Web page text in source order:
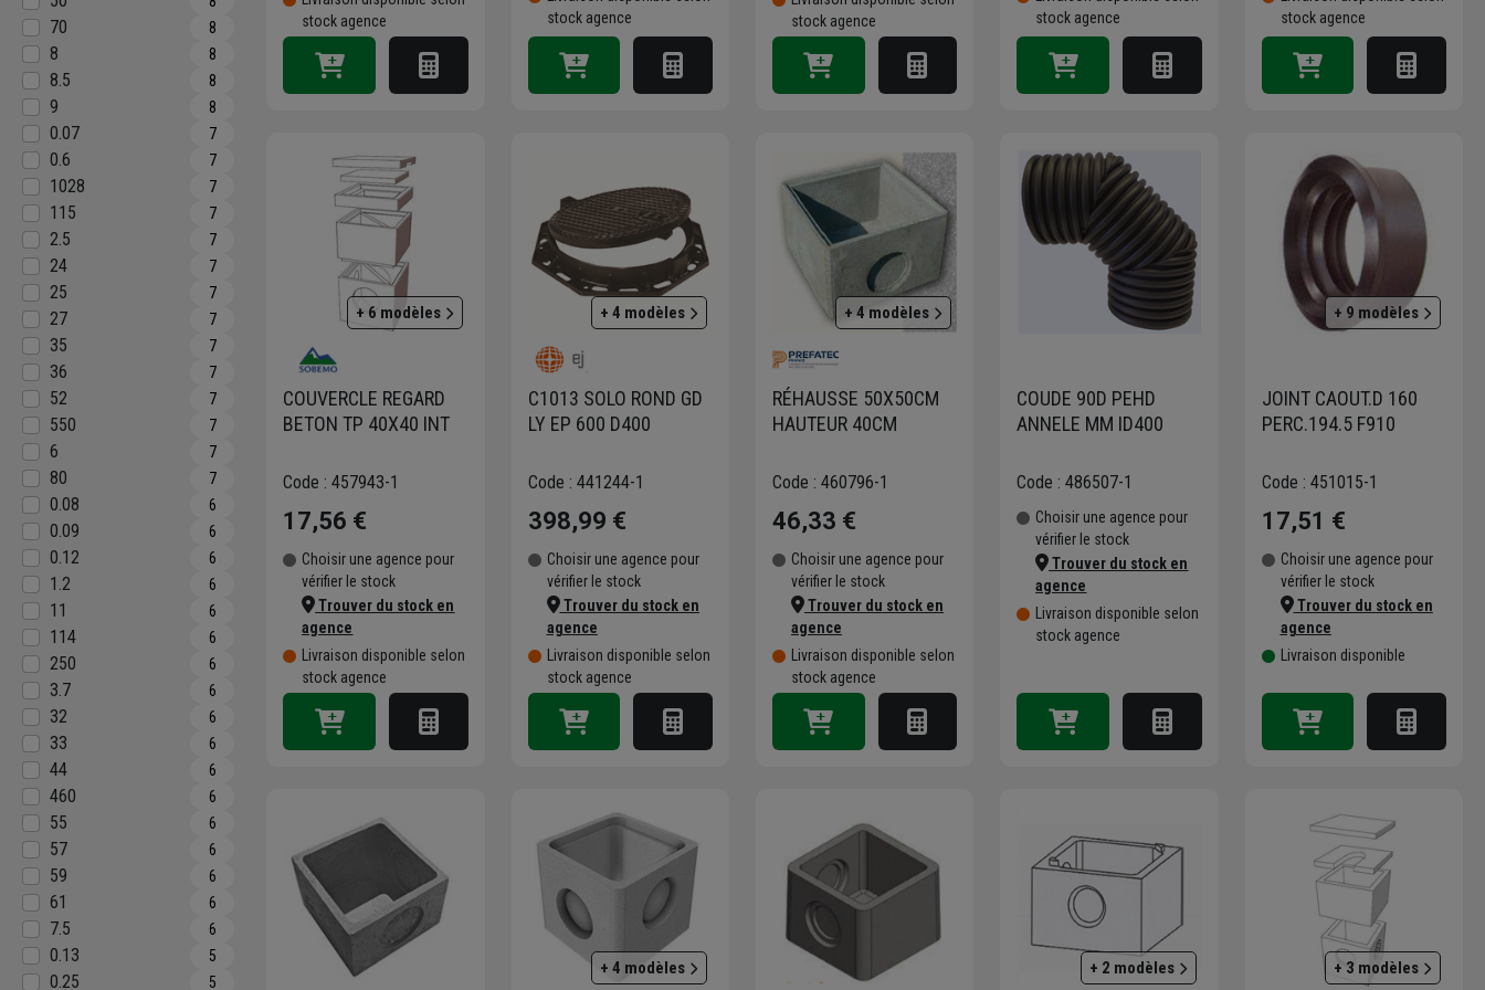
70 8
8 8
8.5 8
9 8
0.07 7
0.6 7
1028 7
115 7
2.5 7
24 7
25 7
27 7
35 7
36 7
52 7
550 7
6 7
80 7
0.08 6
0.09 6
0.12 6
1.2 6
11 6
114 6
250 6
3.7 6
32 6
33 6
44 6
460 6
55 6
57 6
59 6
61 6
7.5 6
0.13 5
0.25 5
stock agence
stock agence
stock agence
stock agence
stock agence
+ 6 modèles
COUVERCLE REGARD
BETON TP 40X40 INT
Code : 457943-1
17,56 €
Choisir une agence pour
vérifier le stock
Trouver du stock en
agence
Livraison disponible selon
stock agence
+ 4 modèles
C1013 SOLO ROND GD
LY EP 600 D400
Code : 441244-1
398,99 €
Choisir une agence pour
vérifier le stock
Trouver du stock en
agence
Livraison disponible selon
stock agence
+ 4 modèles
RÉHAUSSE 50X50CM
HAUTEUR 40CM
Code : 460796-1
46,33 €
Choisir une agence pour
vérifier le stock
Trouver du stock en
agence
Livraison disponible selon
stock agence
COUDE 90D PEHD
ANNELE MM ID400
Code : 486507-1
Choisir une agence pour
vérifier le stock
Trouver du stock en
agence
Livraison disponible selon
stock agence
+ 9 modèles
JOINT CAOUT.D 160
PERC.194.5 F910
Code : 451015-1
17,51 €
Choisir une agence pour
vérifier le stock
Trouver du stock en
agence
Livraison disponible
+ 4 modèles + 2 modèles + 3 modèles